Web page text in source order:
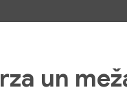
un